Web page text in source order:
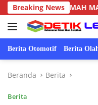
Langsung
ke
konten
Breaking News
RUMAH MASUK TAHAP
Berita Otomotif Berita
Beranda Berita
Berita